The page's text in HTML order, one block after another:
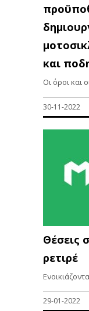
και
Οι όροι και
30-11-2022
Θέσεις
ρετιρέ
29-01-2022